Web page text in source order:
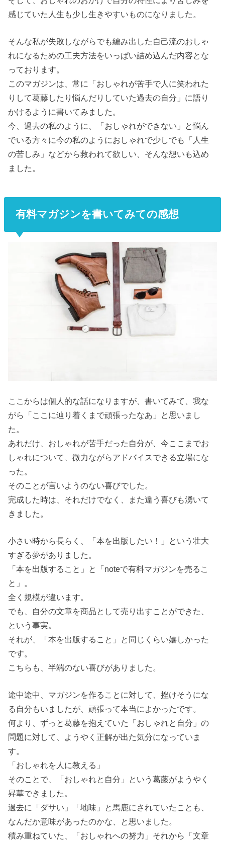
感じていた人生も少し生きやすいものになりました。
そんな私が失敗しながらでも編み出した自己流のおしゃ
れになるための工夫方法をいっぱい詰め込んだ内容とな
っております。
このマガジンは、常に「おしゃれが苦手で人に笑われた
りして葛藤したり悩んだりしていた過去の自分」に語り
かけるように書いてみました。
今、過去の私のように、「おしゃれができない」と悩ん
でいる方々に今の私のようにおしゃれで少しでも「人生
の苦しみ」などから救われて欲しい、そんな想いも込め
ました。
有料マガジンを書いてみての感想
ここからは個人的な話になりますが、書いてみて、我な
がら「ここに辿り着くまで頑張ったなあ」と思いまし
た。
あれだけ、おしゃれが苦手だった自分が、今ここまでお
しゃれについて、微力ながらアドバイスできる立場にな
った。
そのことが言いようのない喜びでした。
完成した時は、それだけでなく、また違う喜びも湧いて
きました。
小さい時から長らく、「本を出版したい！」という壮大
すぎる夢がありました。
「本を出版すること」と「noteで有料マガジンを売るこ
と」。
全く規模が違います。
でも、自分の文章を商品として売り出すことができた、
という事実。
それが、「本を出版すること」と同じくらい嬉しかった
です。
こちらも、半端のない喜びがありました。
途中途中、マガジンを作ることに対して、挫けそうにな
る自分もいましたが、頑張って本当によかったです。
何より、ずっと葛藤を抱えていた「おしゃれと自分」の
問題に対して、ようやく正解が出た気分になっていま
す。
「おしゃれを人に教える」
そのことで、「おしゃれと自分」という葛藤がようやく
昇華できました。
過去に「ダサい」「地味」と馬鹿にされていたことも、
なんだか意味があったのかな、と思いました。
積み重ねていた、「おしゃれへの努力」それから「文章